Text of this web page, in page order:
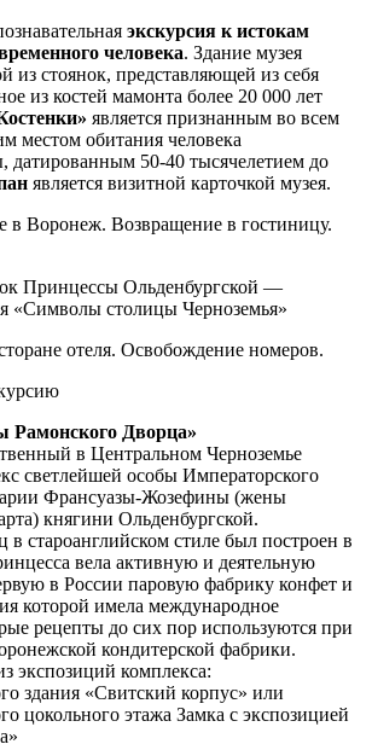
экскурсия к истокам
человека. Здание музея
из стоянок, представляющей из себя
из костей мамонта более 20 000 лет
является признанным во всем
местом обитания человека
датированным 50-40 тысячелетием до
является визитной карточкой музея.
в Воронеж. Возвращение в гостиницу.
Принцессы Ольденбургской —
«Символы столицы Черноземья»
отеля. Освобождение номеров.
Рамонского Дворца»
в Центральном Черноземье
светлейшей особы Императорского
Франсуазы-Жозефины (жены
княгини Ольденбургской.
староанглийском стиле был построен в
вела активную и деятельную
в России паровую фабрику конфет и
которой имела международное
рецепты до сих пор используются при
кондитерской фабрики.
экспозиций комплекса:
здания «Свитский корпус» или
цокольного этажа Замка с экспозицией